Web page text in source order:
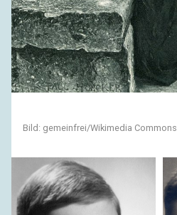
Bild: gemeinfrei/Wikimedia Commons